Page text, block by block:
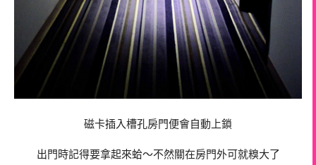
磁卡插入槽孔房門便會自動上鎖
出門時記得要拿起來蛤～不然關在房門外可就糗大了